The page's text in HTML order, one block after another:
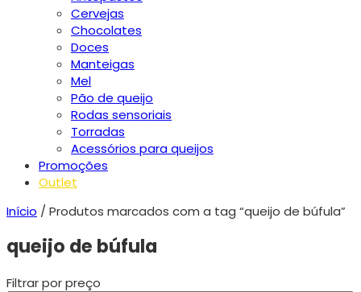
Cervejas
Chocolates
Doces
Manteigas
Mel
Pão de queijo
Rodas sensoriais
Torradas
Acessórios para queijos
Promoções
Outlet
Início / Produtos marcados com a tag “queijo de búfula”
queijo de búfula
Filtrar por preço